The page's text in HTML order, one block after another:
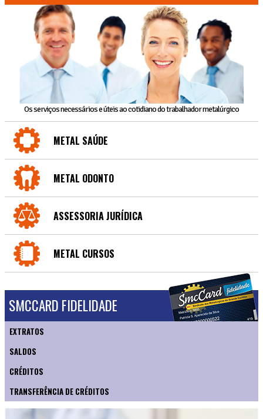
Os serviços necessários e úteis ao cotidiano do trabalhador metalúrgico
METAL SAÚDE
METAL ODONTO
ASSESSORIA JURÍDICA
METAL CURSOS
SMCCARD FIDELIDADE
EXTRATOS
SALDOS
CRÉDITOS
TRANSFERÊNCIA DE CRÉDITOS